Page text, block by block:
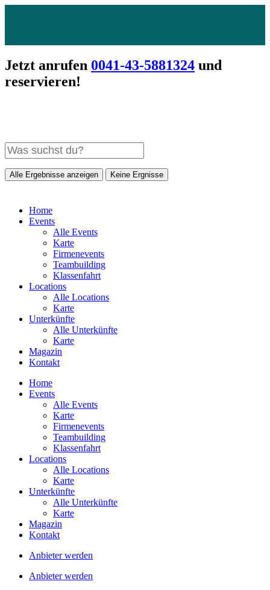
Jetzt anrufen 0041-43-5881324 und
reservieren!
Alle Ergebnisse anzeigen Keine Ergnisse
Home
Events
Alle Events
Karte
Firmenevents
Teambuilding
Klassenfahrt
Locations
Alle Locations
Karte
Unterkünfte
Alle Unterkünfte
Karte
Magazin
Kontakt
Home
Events
Alle Events
Karte
Firmenevents
Teambuilding
Klassenfahrt
Locations
Alle Locations
Karte
Unterkünfte
Alle Unterkünfte
Karte
Magazin
Kontakt
Anbieter werden
Anbieter werden